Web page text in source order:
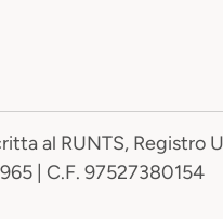
al RUNTS, Registro
| C.F. 97527380154